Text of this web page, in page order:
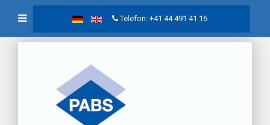
Telefon: +41 44 491 41 16